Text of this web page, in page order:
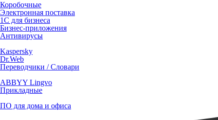
Коробочные
Электронная поставка
1С для бизнеса
Бизнес-приложения
Антивирусы
Kaspersky
Dr.Web
Переводчики / Словари
ABBYY Lingvo
Прикладные
ПО для дома и офиса